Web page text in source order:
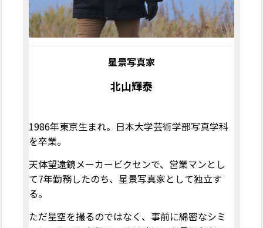
星景写真家
北山輝泰
1986年東京生まれ。日本大学芸術学部写真学科
を卒業。
天体望遠鏡メーカー ビクセンで、営業マンとし
て7年勤務したのち、星景写真家として独立す
る。
ただ星空を撮るのではなく、事前に綿密なシミ